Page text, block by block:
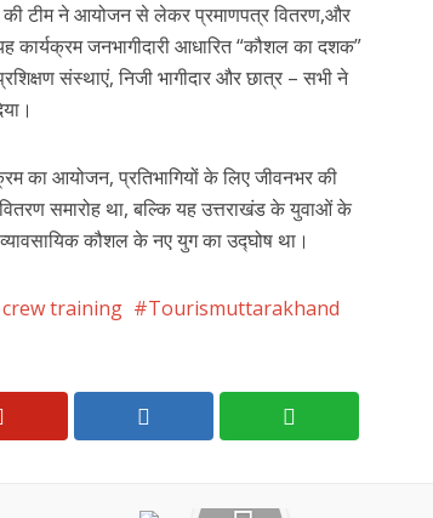
की टीम ने आयोजन से लेकर प्रमाणपत्र वितरण,और
जनभागीदारी आधारित “कौशल का दशक”
संस्थाएं, निजी भागीदार और छात्र – सभी ने
का आयोजन, प्रतिभागियों के लिए जीवनभर की
समारोह था, बल्कि यह उत्तराखंड के युवाओं के
कौशल के नए युग का उद्घोष था।
training
Tourismuttarakhand